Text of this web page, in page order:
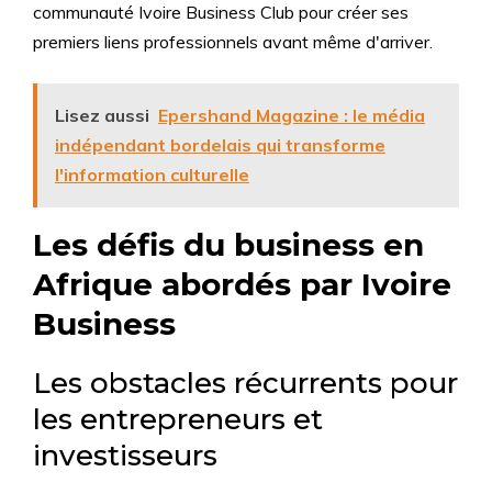
communauté Ivoire Business Club pour créer ses
premiers liens professionnels avant même d'arriver.
Lisez aussi Epershand Magazine : le média
indépendant bordelais qui transforme
l'information culturelle
Les défis du business en
Afrique abordés par Ivoire
Business
Les obstacles récurrents pour
les entrepreneurs et
investisseurs